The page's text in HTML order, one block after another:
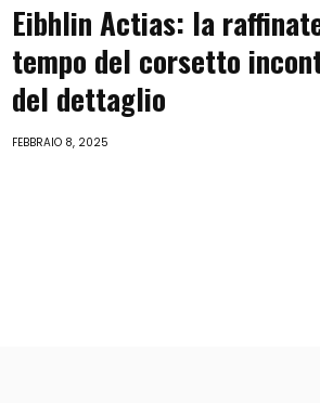
Eibhlin Actias: la
tempo del corsetto
del dettaglio
FEBBRAIO 8, 2025